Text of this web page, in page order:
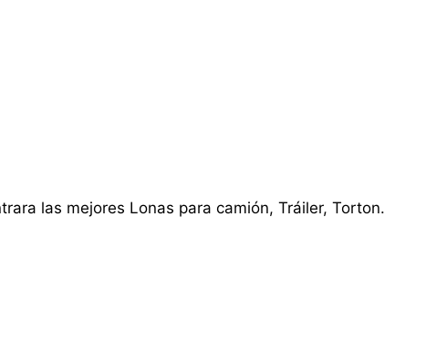
las mejores Lonas para camión, Tráiler, Torton.